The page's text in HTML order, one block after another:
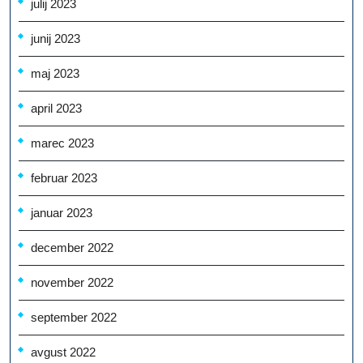
julij 2023
junij 2023
maj 2023
april 2023
marec 2023
februar 2023
januar 2023
december 2022
november 2022
september 2022
avgust 2022